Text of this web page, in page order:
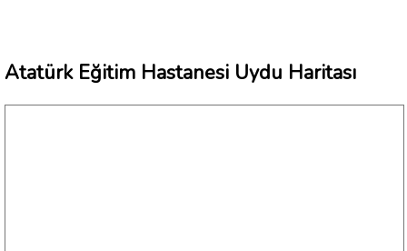
Atatürk Eğitim Hastanesi Uydu Haritası